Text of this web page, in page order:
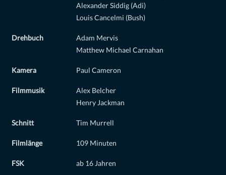
Alexander Siddig (Adi)
Louis Cancelmi (Bush)
Drehbuch
Adam Mervis
Matthew Michael Carnahan
Kamera Paul Cameron
Filmmusik
Alex Belcher
Henry Jackman
Schnitt Tim Murrell
Filmlänge 109 Minuten
FSK ab 16 Jahren